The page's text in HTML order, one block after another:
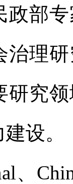
政部
治理
研究
设。
、